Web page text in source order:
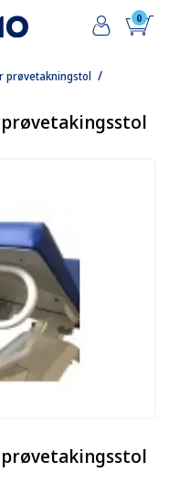
0
/
prøvetakningstol